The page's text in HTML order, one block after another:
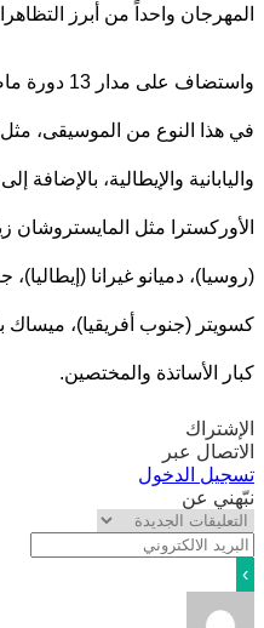
واحداً من أبرز التظاهرات
واستضاف على مدار
النوع من الموسيقى، مثل
والإيطالية، بالإضافة إلى
مثل المايستروشان زيانغ
دميانو غيرانا (إيطاليا)،
(جنوب أفريقيا)، ميساك
الأساتذة والمختصين.
عبر
الدخول
عن